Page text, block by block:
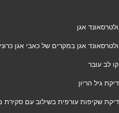
אגן
אגן במקרים של כאבי אגן כרוני
לב עובר
גיל הריון
שקיפות עורפית בשילוב עם